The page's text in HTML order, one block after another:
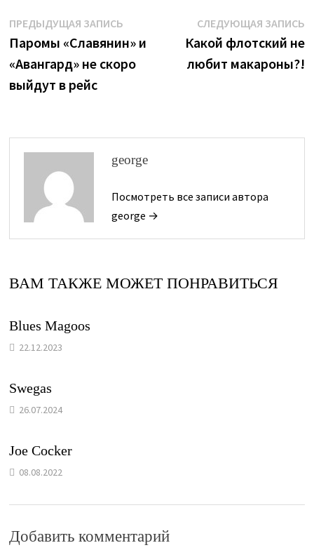
Навигация
по
записям
ПРЕДЫДУЩАЯ ЗАПИСЬПредыдущая
запись:
Паромы «Славянин» и
«Авангард» не скоро
выйдут в рейс
СЛЕДУЮЩАЯ ЗАПИСЬ
Какой флотский не
любит макароны?!
george
Посмотреть все записи автора
george →
ВАМ ТАКЖЕ МОЖЕТ ПОНРАВИТЬСЯ
Blues Magoos
22.12.2023
Swegas
26.07.2024
Joe Cocker
08.08.2022
Добавить комментарий